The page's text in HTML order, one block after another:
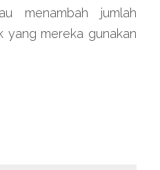
menambah jumlah
yang mereka gunakan